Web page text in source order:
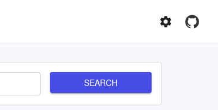
SEARCH